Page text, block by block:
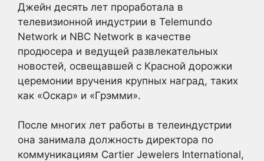
Джейн десять лет проработала в
телевизионной индустрии в Telemundo
Network и NBC Network в качестве
продюсера и ведущей развлекательных
новостей, освещавшей с Красной дорожки
церемонии вручения крупных наград, таких
как «Оскар» и «Грэмми».
После многих лет работы в телеиндустрии
она занимала должность директора по
коммуникациям Cartier Jewelers International,